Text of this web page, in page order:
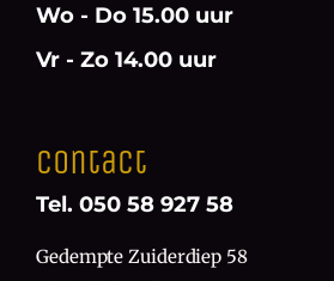
Wo - Do 15.00 uur
Vr - Zo 14.00 uur
Contact
Tel. 050 58 927 58
Gedempte Zuiderdiep 58